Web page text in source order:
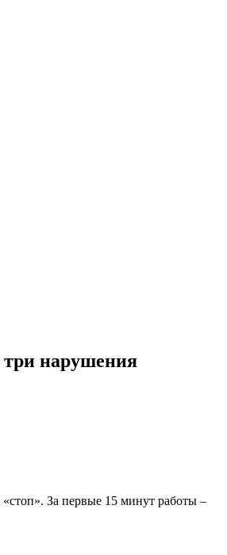
три нарушения
За первые 15 минут работы –